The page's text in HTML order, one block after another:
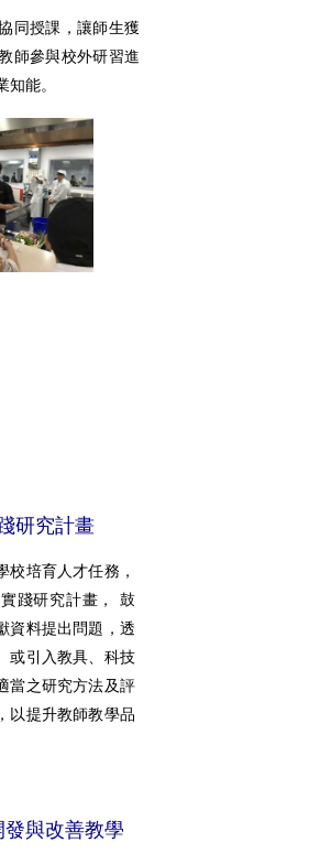
同授課，讓師生獲
師參與校外研習進
知能。
研究計畫
校培育人才任務，
踐研究計畫， 鼓
資料提出問題，透
或引入教具、科技
當之研究方法及評
以提升教師教學品
發與改善教學